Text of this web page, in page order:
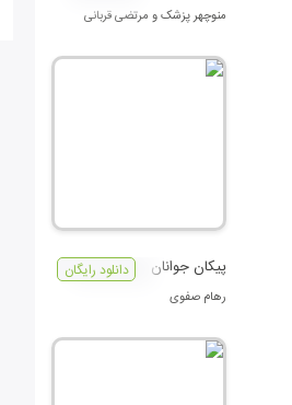
منوچهر پزشکو مرتضی قربانی
پیکان جوانان
رهام صفوی
دانلود رایگان